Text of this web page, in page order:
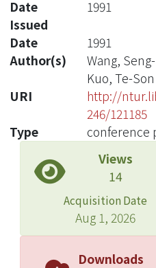
Date
Issued
1991
Date
1991
Author(s)
Wang,
Kuo, Te-Son
URI
http://
246/121185
Type
conference
Views
14
Acquisition Date
Aug 1, 2026
Downloads